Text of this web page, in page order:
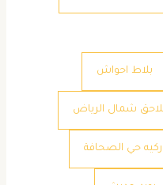
بلاط احواش
شمال الرياض
حي الصحافة